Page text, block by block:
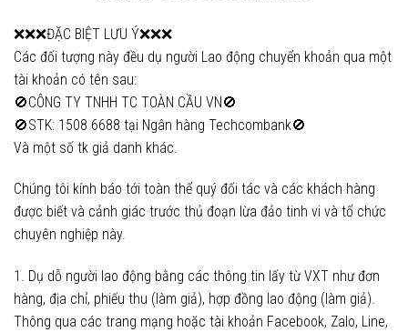
❌❌❌ĐẶC BIỆT LƯU Ý❌❌❌
Các đối tượng này đều dụ người Lao động chuyển khoản qua một
tài khoản có tên sau:
🚫CÔNG TY TNHH TC TOÀN CẦU VN🚫
🚫STK: 1508 6688 tại Ngân hàng Techcombank🚫
Và một số tk giả danh khác.
Chúng tôi kính báo tới toàn thể quý đối tác và các khách hàng
được biết và cảnh giác trước thủ đoạn lừa đảo tinh vi và tổ chức
chuyên nghiệp này.
1. Dụ dỗ người lao động bằng các thông tin lấy từ VXT như đơn
hàng, địa chỉ, phiếu thu (làm giả), hợp đồng lao động (làm giả).
Thông qua các trang mạng hoặc tài khoản Facebook, Zalo, Line,